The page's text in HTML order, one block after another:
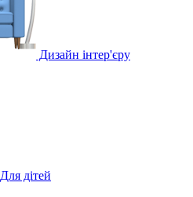
Дизайн інтер'єру
Для дітей